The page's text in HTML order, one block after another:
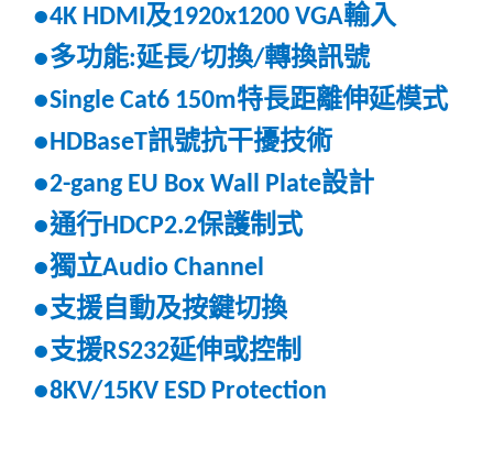
●4K HDMI及1920x1200 VGA輸入
●多功能:延長/切換/轉換訊號
●Single Cat6 150m特長距離伸延模式
●HDBaseT訊號抗干擾技術
●2-gang EU Box Wall Plate設計
●通行HDCP2.2保護制式
●獨立Audio Channel
●支援自動及按鍵切換
●支援RS232延伸或控制
●8KV/15KV ESD Protection